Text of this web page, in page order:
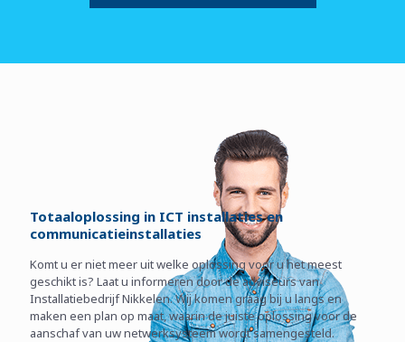
Totaaloplossing in ICT installaties en
communicatieinstallaties
Komt u er niet meer uit welke oplossing voor u het meest
geschikt is? Laat u informeren door de adviseurs van
Installatiebedrijf Nikkelen. Wij komen graag bij u langs en
maken een plan op maat, waarin de juiste oplossing voor de
aanschaf van uw netwerksysteem wordt samengesteld.